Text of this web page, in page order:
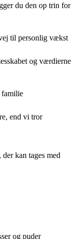
du den op trin for
til personlig vækst
og værdierne
familie
end vi tror
kan tages med
og puder